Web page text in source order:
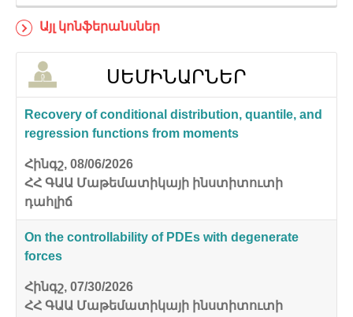
Այլ կոնֆերանսներ
ՍԵՄԻՆԱՐՆԵՐ
Recovery of conditional distribution, quantile, and
regression functions from moments
Հինգշ, 08/06/2026
ՀՀ ԳԱԱ Մաթեմատիկայի ինստիտուտի
դահլիճ
On the controllability of PDEs with degenerate
forces
Հինգշ, 07/30/2026
ՀՀ ԳԱԱ Մաթեմատիկայի ինստիտուտի